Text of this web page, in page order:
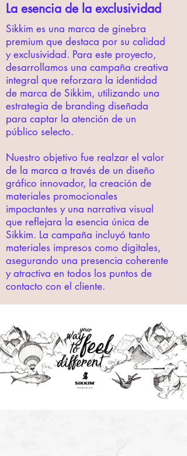
La esencia de la exclusividad
Sikkim es una marca de ginebra
premium que destaca por su calidad
y exclusividad. Para este proyecto,
desarrollamos una campaña creativa
integral que reforzara la identidad
de marca de Sikkim, utilizando una
estrategia de branding diseñada
para captar la atención de un
público selecto.
Nuestro objetivo fue realzar el valor
de la marca a través de un diseño
gráfico innovador, la creación de
materiales promocionales
impactantes y una narrativa visual
que reflejara la esencia única de
Sikkim. La campaña incluyó tanto
materiales impresos como digitales,
asegurando una presencia coherente
y atractiva en todos los puntos de
contacto con el cliente.